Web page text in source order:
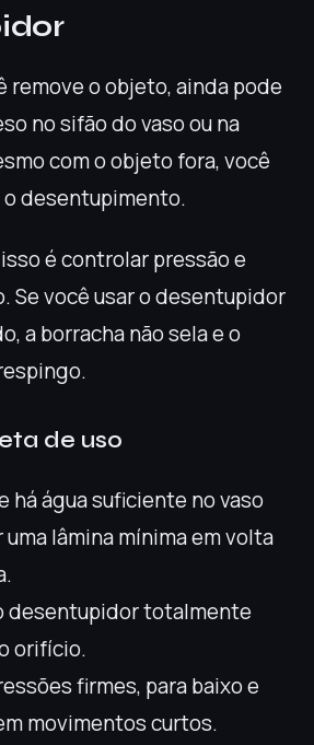
remove o objeto, ainda pode
no sifão do vaso ou na
com o objeto fora, você
desentupimento.
é controlar pressão e
Se você usar o desentupidor
a borracha não sela e o
de uso
há água suficiente no vaso
uma lâmina mínima em volta
desentupidor totalmente
orifício.
firmes, para baixo e
movimentos curtos.